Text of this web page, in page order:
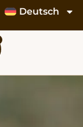
Deutsch